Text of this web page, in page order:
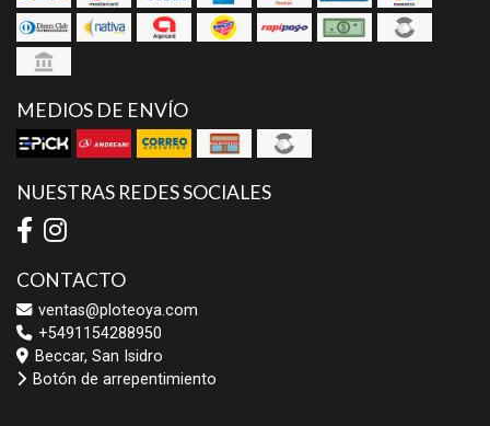
MEDIOS DE ENVÍO
NUESTRAS REDES SOCIALES
CONTACTO
ventas@ploteoya.com
+5491154288950
Beccar, San Isidro
Botón de arrepentimiento